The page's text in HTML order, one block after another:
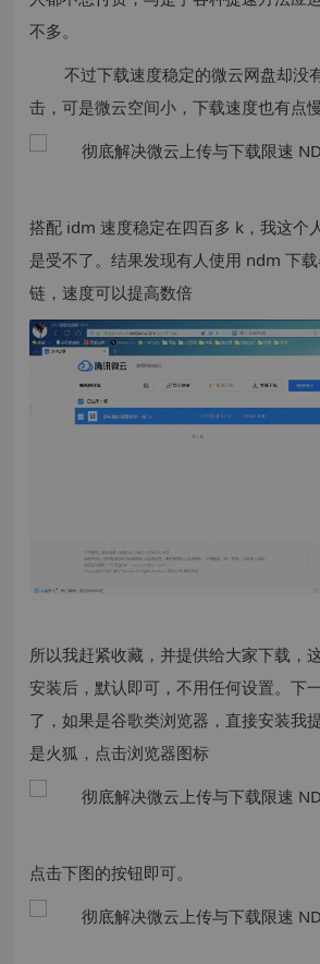
不多。
不过下载速度稳定的微云网盘却没
击，可是微云空间小，下载速度也有点慢
搭配 idm 速度稳定在四百多 k，我这个
是受不了。结果发现有人使用 ndm 下
链，速度可以提高数倍
所以我赶紧收藏，并提供给大家下载，
安装后，默认即可，不用任何设置。下
了，如果是谷歌类浏览器，直接安装我
是火狐，点击浏览器图标
点击下图的按钮即可。